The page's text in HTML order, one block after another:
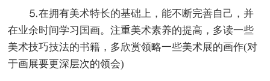
⒌在拥有美术特长的基础上，能不断完善自己，并
在业余时间学习国画。注重美术素养的提高，多读一些
美术技巧技法的书籍，多欣赏领略一些美术展的画作(对
于画展要更深层次的领会)